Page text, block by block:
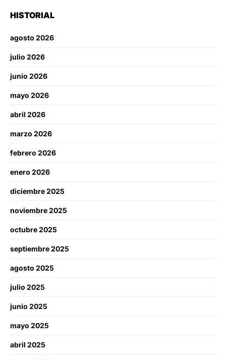
HISTORIAL
agosto 2026
julio 2026
junio 2026
mayo 2026
abril 2026
marzo 2026
febrero 2026
enero 2026
diciembre 2025
noviembre 2025
octubre 2025
septiembre 2025
agosto 2025
julio 2025
junio 2025
mayo 2025
abril 2025